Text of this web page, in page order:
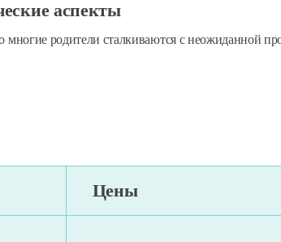
аспекты
родители сталкиваются с неожиданной
Цены